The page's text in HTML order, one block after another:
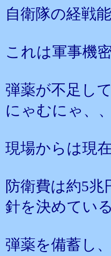
自衛隊の経戦
これは軍事機
弾薬が不足し
にゃむにゃ、
現場からは現
防衛費は約5
針を決めている
弾薬を備蓄し